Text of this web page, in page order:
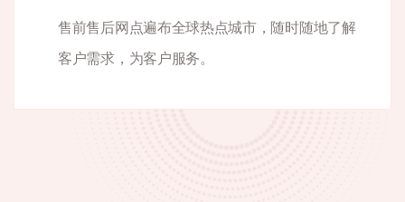
售前售后网点遍布全球热点城市，随时随地了解
客户需求，为客户服务。